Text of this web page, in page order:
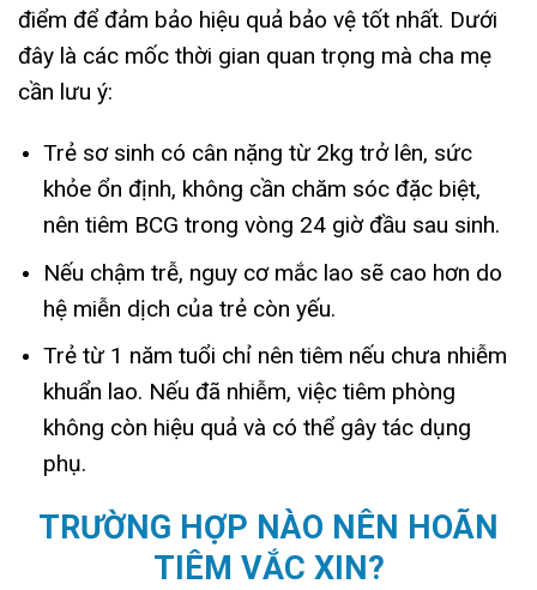
điểm để đảm bảo hiệu quả bảo vệ tốt nhất. Dưới
đây là các mốc thời gian quan trọng mà cha mẹ
cần lưu ý:
Trẻ sơ sinh có cân nặng từ 2kg trở lên, sức
khỏe ổn định, không cần chăm sóc đặc biệt,
nên tiêm BCG trong vòng 24 giờ đầu sau sinh.
Nếu chậm trễ, nguy cơ mắc lao sẽ cao hơn do
hệ miễn dịch của trẻ còn yếu.
Trẻ từ 1 năm tuổi chỉ nên tiêm nếu chưa nhiễm
khuẩn lao. Nếu đã nhiễm, việc tiêm phòng
không còn hiệu quả và có thể gây tác dụng
phụ.
TRƯỜNG HỢP NÀO NÊN HOÃN
TIÊM VẮC XIN?